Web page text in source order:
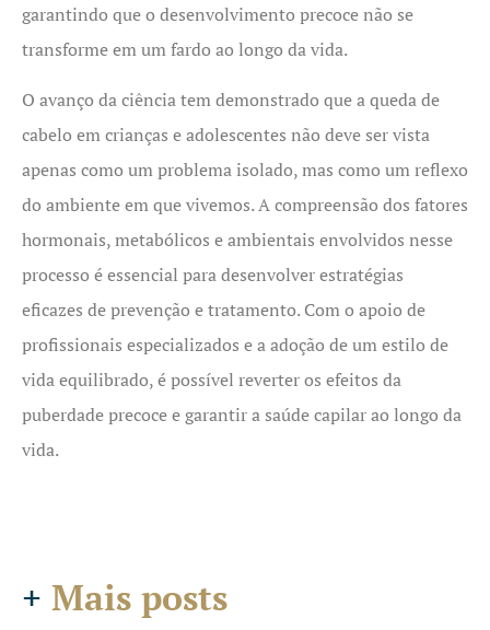
garantindo que o desenvolvimento precoce não se
transforme em um fardo ao longo da vida.
O avanço da ciência tem demonstrado que a queda de
cabelo em crianças e adolescentes não deve ser vista
apenas como um problema isolado, mas como um reflexo
do ambiente em que vivemos. A compreensão dos fatores
hormonais, metabólicos e ambientais envolvidos nesse
processo é essencial para desenvolver estratégias
eficazes de prevenção e tratamento. Com o apoio de
profissionais especializados e a adoção de um estilo de
vida equilibrado, é possível reverter os efeitos da
puberdade precoce e garantir a saúde capilar ao longo da
vida.
+ Mais posts